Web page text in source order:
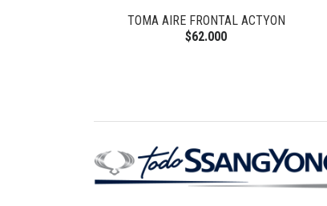
TOMA AIRE FRONTAL ACTYON
$62.000